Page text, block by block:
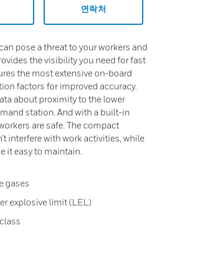
연락처
pose a threat to your workers and
the visibility you need for fast
the most extensive on-board
factors for improved accuracy.
about proximity to the lower
station. And with a built-in
are safe. The compact
interfere with work activities, while
it easy to maintain.
gases
explosive limit (LEL)